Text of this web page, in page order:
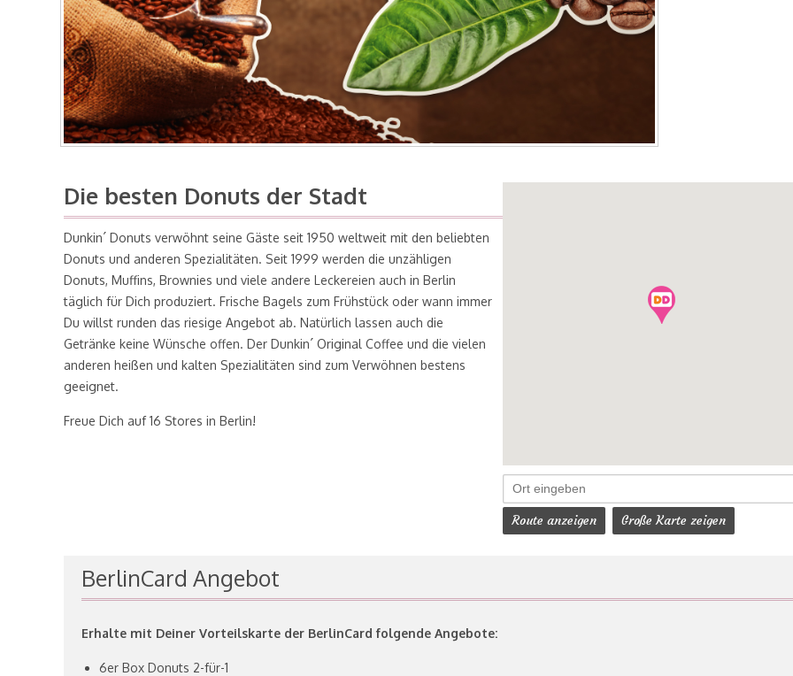
Route anzeigen Große Karte zeigen
Die besten Donuts der Stadt
Dunkin´ Donuts verwöhnt seine Gäste seit 1950 weltweit mit den beliebten
Donuts und anderen Spezialitäten. Seit 1999 werden die unzähligen
Donuts, Muffins, Brownies und viele andere Leckereien auch in Berlin
täglich für Dich produziert. Frische Bagels zum Frühstück oder wann immer
Du willst runden das riesige Angebot ab. Natürlich lassen auch die
Getränke keine Wünsche offen. Der Dunkin´ Original Coffee und die vielen
anderen heißen und kalten Spezialitäten sind zum Verwöhnen bestens
geeignet.
Freue Dich auf 16 Stores in Berlin!
BerlinCard Angebot
Erhalte mit Deiner Vorteilskarte der BerlinCard folgende Angebote:
6er Box Donuts 2-für-1